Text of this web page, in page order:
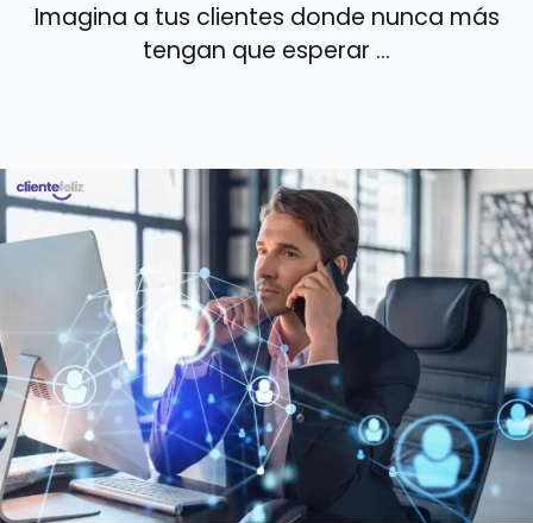
Imagina a tus clientes donde nunca más
tengan que esperar ...